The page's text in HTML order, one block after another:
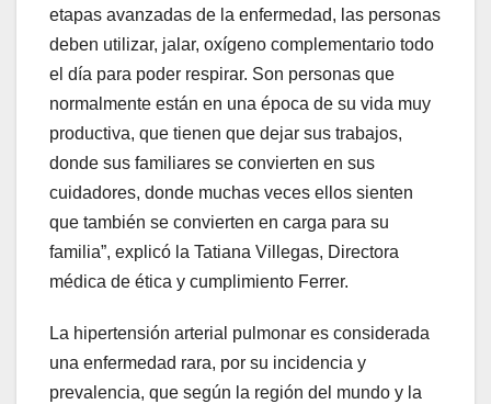
etapas avanzadas de la enfermedad, las personas
deben utilizar, jalar, oxígeno complementario todo
el día para poder respirar. Son personas que
normalmente están en una época de su vida muy
productiva, que tienen que dejar sus trabajos,
donde sus familiares se convierten en sus
cuidadores, donde muchas veces ellos sienten
que también se convierten en carga para su
familia”, explicó la Tatiana Villegas, Directora
médica de ética y cumplimiento Ferrer.
La hipertensión arterial pulmonar es considerada
una enfermedad rara, por su incidencia y
prevalencia, que según la región del mundo y la